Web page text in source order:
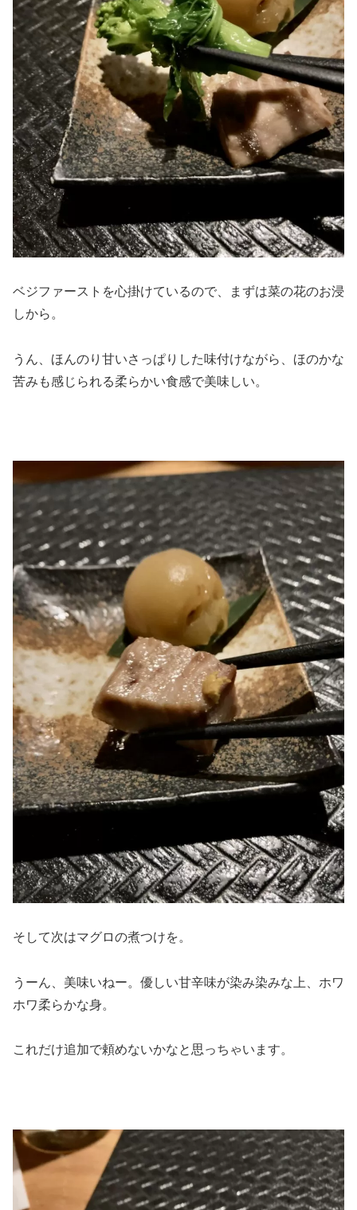
ベジファーストを心掛けているので、まずは菜の花のお浸
しから。
うん、ほんのり甘いさっぱりした味付けながら、ほのかな
苦みも感じられる柔らかい食感で美味しい。
そして次はマグロの煮つけを。
うーん、美味いねー。優しい甘辛味が染み染みな上、ホワ
ホワ柔らかな身。
これだけ追加で頼めないかなと思っちゃいます。